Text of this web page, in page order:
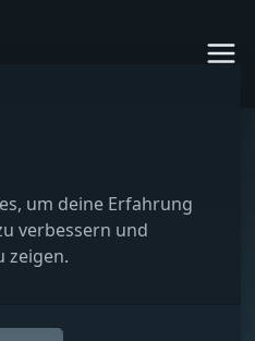
um deine Erfahrung
verbessern und
zeigen.